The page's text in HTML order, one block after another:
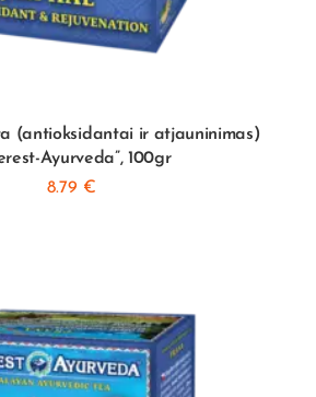
(antioksidantai ir atjauninimas)
Ayurveda”, 100gr
8.79 €